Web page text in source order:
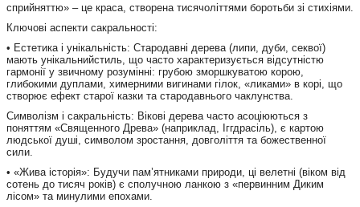
сприйняттю» – це краса, створена тисячоліттями боротьби зі стихіями.
Ключові аспекти сакральності:
• Естетика і унікальність: Стародавні дерева (липи, дуби, секвої)
мають унікальнийстиль, що часто характеризується відсутністю
гармонії у звичному розумінні: грубою зморшкуватою корою,
глибокими дуплами, химерними вигинами гілок, «ликами» в корі, що
створює ефект старої казки та стародавнього чаклунства.
Символізм і сакральність: Вікові дерева часто асоціюються з
поняттям «Священного Древа» (наприклад, Іггдрасіль), є картою
людської душі, символом зростання, довголіття та божественної
сили.
• «Жива історія»: Будучи пам’ятниками природи, ці велетні (віком від
сотень до тисяч років) є сполучною ланкою з «первинним Диким
лісом» та минулими епохами.